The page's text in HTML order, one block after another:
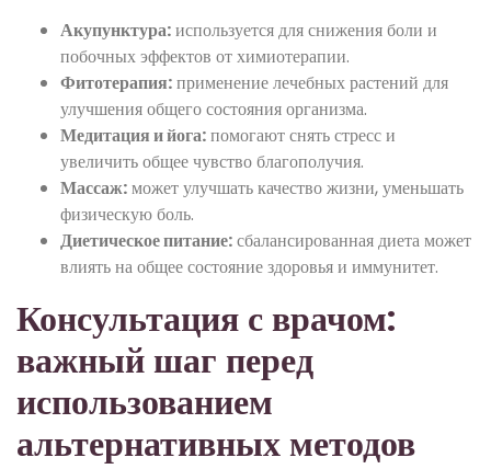
Акупунктура:используется для снижения боли и
побочных эффектов от химиотерапии.
Фитотерапия:применение лечебных растений для
улучшения общего состояния организма.
Медитация и йога:помогают снять стресс и
увеличить общее чувство благополучия.
Массаж:может улучшать качество жизни, уменьшать
физическую боль.
Диетическое питание:сбалансированная диета может
влиять на общее состояние здоровья и иммунитет.
Консультация с врачом:
важный шаг перед
использованием
альтернативных методов